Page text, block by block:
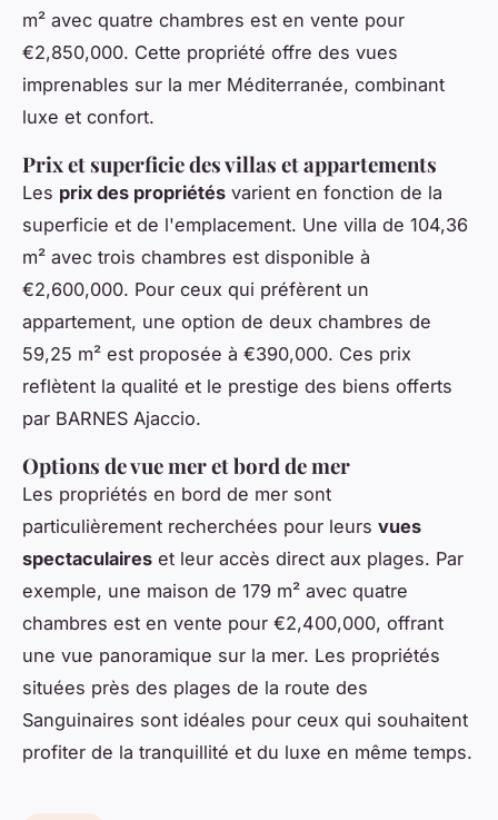
m² avec quatre chambres est en vente pour
€2,850,000. Cette propriété offre des vues
imprenables sur la mer Méditerranée, combinant
luxe et confort.
Prix et superficie des villas et appartements
Les prix des propriétés varient en fonction de la
superficie et de l'emplacement. Une villa de 104,36
m² avec trois chambres est disponible à
€2,600,000. Pour ceux qui préfèrent un
appartement, une option de deux chambres de
59,25 m² est proposée à €390,000. Ces prix
reflètent la qualité et le prestige des biens offerts
par BARNES Ajaccio.
Options de vue mer et bord de mer
Les propriétés en bord de mer sont
particulièrement recherchées pour leurs vues
spectaculaires et leur accès direct aux plages. Par
exemple, une maison de 179 m² avec quatre
chambres est en vente pour €2,400,000, offrant
une vue panoramique sur la mer. Les propriétés
situées près des plages de la route des
Sanguinaires sont idéales pour ceux qui souhaitent
profiter de la tranquillité et du luxe en même temps.